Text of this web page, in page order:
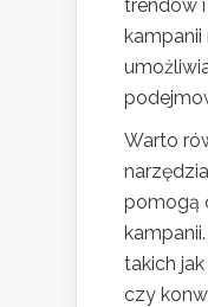
trendów
Warto
pomogą
takich
czy